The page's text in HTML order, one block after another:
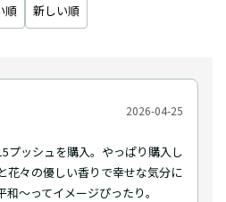
順 新しい順
2026-04-25
プッシュを購入。やっぱり購入し
花々の優しい香りで幸せな気分に
〜ってイメージぴったり。